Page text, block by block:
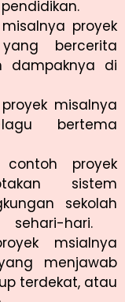
proyek
bercerita
dampaknya di
misalnya
bertema
proyek
sistem
sekolah
sehari-hari.
msialnya
menjawab
terdekat, atau